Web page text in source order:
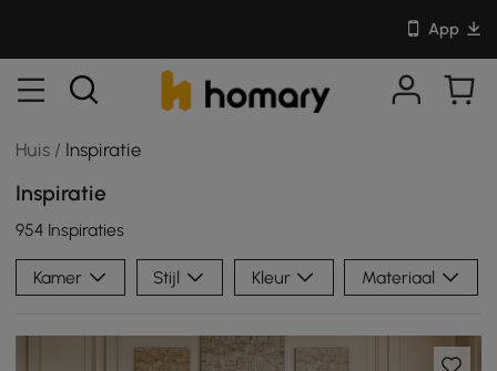
App
Huis / Inspiratie
Inspiratie
954 Inspiraties
Kamer Stijl Kleur Materiaal